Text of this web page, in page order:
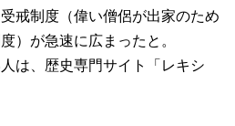
戒制度（偉い僧侶が出家のため
）が急速に広まったと。
は、歴史専門サイト「レキシ